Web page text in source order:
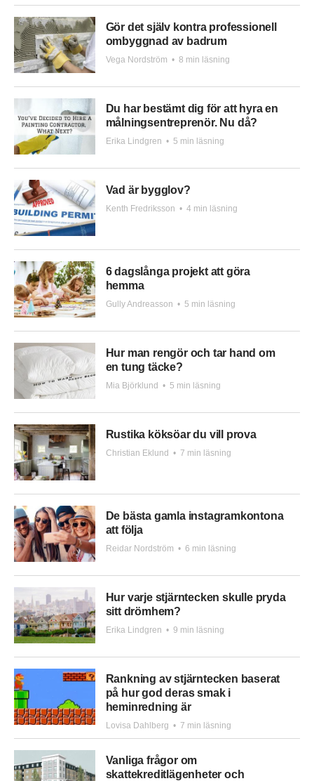
Gör det själv kontra professionell
ombyggnad av badrum
Vega Nordström • 8 min läsning
Du har bestämt dig för att hyra en
målningsentreprenör. Nu då?
Erika Lindgren • 5 min läsning
Vad är bygglov?
Kenth Fredriksson • 4 min läsning
6 dagslånga projekt att göra
hemma
Gully Andreasson • 5 min läsning
Hur man rengör och tar hand om
en tung täcke?
Mia Björklund • 5 min läsning
Rustika köksöar du vill prova
Christian Eklund • 7 min läsning
De bästa gamla instagramkontona
att följa
Reidar Nordström • 6 min läsning
Hur varje stjärntecken skulle pryda
sitt drömhem?
Erika Lindgren • 9 min läsning
Rankning av stjärntecken baserat
på hur god deras smak i
heminredning är
Lovisa Dahlberg • 7 min läsning
Vanliga frågor om
skattekreditlägenheter och